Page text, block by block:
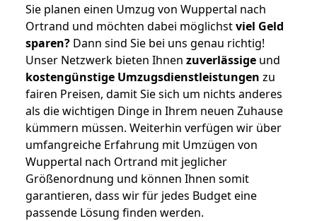
Sie planen einen Umzug von Wuppertal nach
Ortrand und möchten dabei möglichstviel Geld
sparen? Dann sind Sie bei uns genau richtig!
Unser Netzwerk bieten Ihnen zuverlässige und
kostengünstige Umzugsdienstleistungen zu
fairen Preisen, damit Sie sich um nichts anderes
als die wichtigen Dinge in Ihrem neuen Zuhause
kümmern müssen. Weiterhin verfügen wir über
umfangreiche Erfahrung mit Umzügen von
Wuppertal nach Ortrand mit jeglicher
Größenordnung und können Ihnen somit
garantieren, dass wir für jedes Budget eine
passende Lösung finden werden.